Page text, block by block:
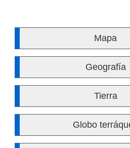
Mapa
Geografía
Tierra
Globo